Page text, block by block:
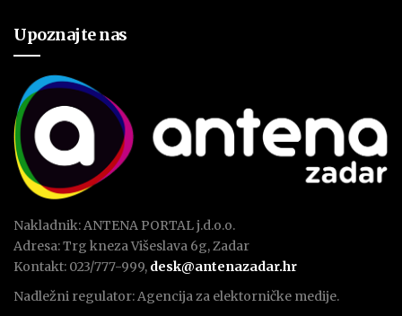
Upoznajte nas
Nakladnik: ANTENA PORTAL j.d.o.o.
Adresa: Trg kneza Višeslava 6g, Zadar
Kontakt: 023/777-999, desk@antenazadar.hr
Nadležni regulator: Agencija za elektorničke medije.